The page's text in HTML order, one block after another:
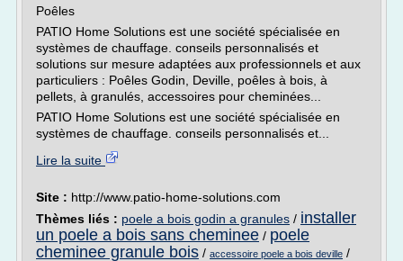
Poêles
PATIO Home Solutions est une société spécialisée en
systèmes de chauffage. conseils personnalisés et
solutions sur mesure adaptées aux professionnels et aux
particuliers : Poêles Godin, Deville, poêles à bois, à
pellets, à granulés, accessoires pour cheminées...
PATIO Home Solutions est une société spécialisée en
systèmes de chauffage. conseils personnalisés et...
Lire la suite
Site : http://www.patio-home-solutions.com
Thèmes liés : poele a bois godin a granules / installer
un poele a bois sans cheminee / poele
cheminee granule bois / accessoire poele a bois deville /